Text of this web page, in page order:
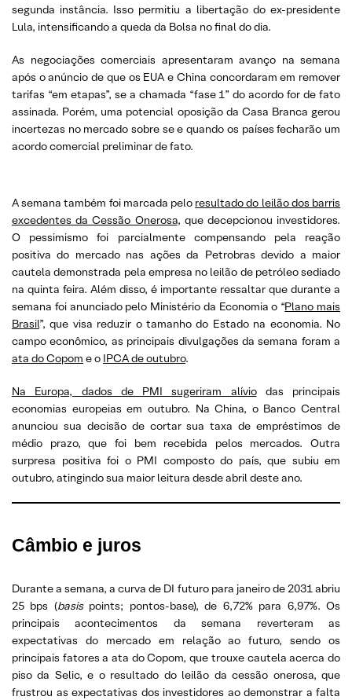
segunda instância. Isso permitiu a libertação do ex-presidente
Lula, intensificando a queda da Bolsa no final do dia.
As negociações comerciais apresentaram avanço na semana
após o anúncio de que os EUA e China concordaram em remover
tarifas “em etapas”, se a chamada “fase 1” do acordo for de fato
assinada. Porém, uma potencial oposição da Casa Branca gerou
incertezas no mercado sobre se e quando os países fecharão um
acordo comercial preliminar de fato.
A semana também foi marcada pelo resultado do leilão dos barris
excedentes da Cessão Onerosa, que decepcionou investidores.
O pessimismo foi parcialmente compensando pela reação
positiva do mercado nas ações da Petrobras devido a maior
cautela demonstrada pela empresa no leilão de petróleo sediado
na quinta feira. Além disso, é importante ressaltar que durante a
semana foi anunciado pelo Ministério da Economia o “Plano mais
Brasil”, que visa reduzir o tamanho do Estado na economia. No
campo econômico, as principais divulgações da semana foram a
ata do Copom e o IPCA de outubro.
Na Europa, dados de PMI sugeriram alíviodas principais
economias europeias em outubro. Na China, o Banco Central
anunciou sua decisão de cortar sua taxa de empréstimos de
médio prazo, que foi bem recebida pelos mercados. Outra
surpresa positiva foi o PMI composto do país, que subiu em
outubro, atingindo sua maior leitura desde abril deste ano.
Câmbio e juros
Durante a semana, a curva de DI futuro para janeiro de 2031 abriu
25 bps (basis points; pontos-base), de 6,72% para 6,97%. Os
principais acontecimentos da semana reverteram as
expectativas do mercado em relação ao futuro, sendo os
principais fatores a ata do Copom, que trouxe cautela acerca do
piso da Selic, e o resultado do leilão da cessão onerosa, que
frustrou as expectativas dos investidores ao demonstrar a falta